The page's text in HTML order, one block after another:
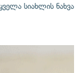
სიახლის ნახვა